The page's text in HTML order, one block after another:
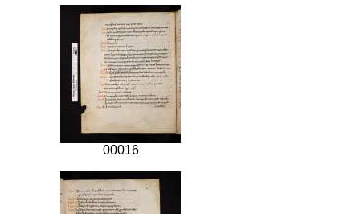
00016